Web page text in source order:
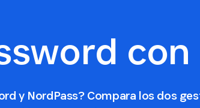
y NordPass? Compara los dos